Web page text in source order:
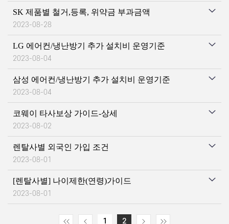
SK 제품별 철거,등록, 위약금 부과금액
2023-08-28
LG 에어컨/냉난방기 추가 설치비 운영기준
2023-08-04
삼성 에어컨/냉난방기 추가 설치비 운영기준
2023-08-04
코웨이 타사보상 가이드-상세
2023-08-02
렌탈사별 외국인 가입 조건
2023-08-01
[렌탈사별] 나이제한(연령)가이드
2023-08-01
1 2